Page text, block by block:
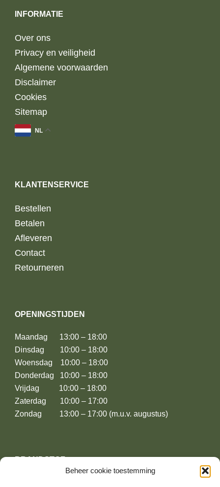
Beheer cookie toestemming
INFORMATIE
Over ons
Privacy en veiligheid
Algemene voorwaarden
Disclaimer
Cookies
Sitemap
NL
KLANTENSERVICE
Bestellen
Betalen
Afleveren
Contact
Retourneren
OPENINGSTIJDEN
Maandag 13:00 – 18:00
Dinsdag 10:00 – 18:00
Woensdag 10:00 – 18:00
Donderdag 10:00 – 18:00
Vrijdag 10:00 – 18:00
Zaterdag 10:00 – 17:00
Zondag 13:00 – 17:00 (m.u.v. augustus)
BRANDSTOF